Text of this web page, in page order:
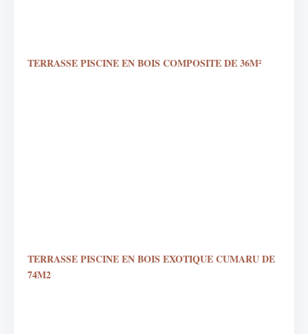
TERRASSE PISCINE EN BOIS COMPOSITE DE 36M²
TERRASSE PISCINE EN BOIS EXOTIQUE CUMARU DE
74M2